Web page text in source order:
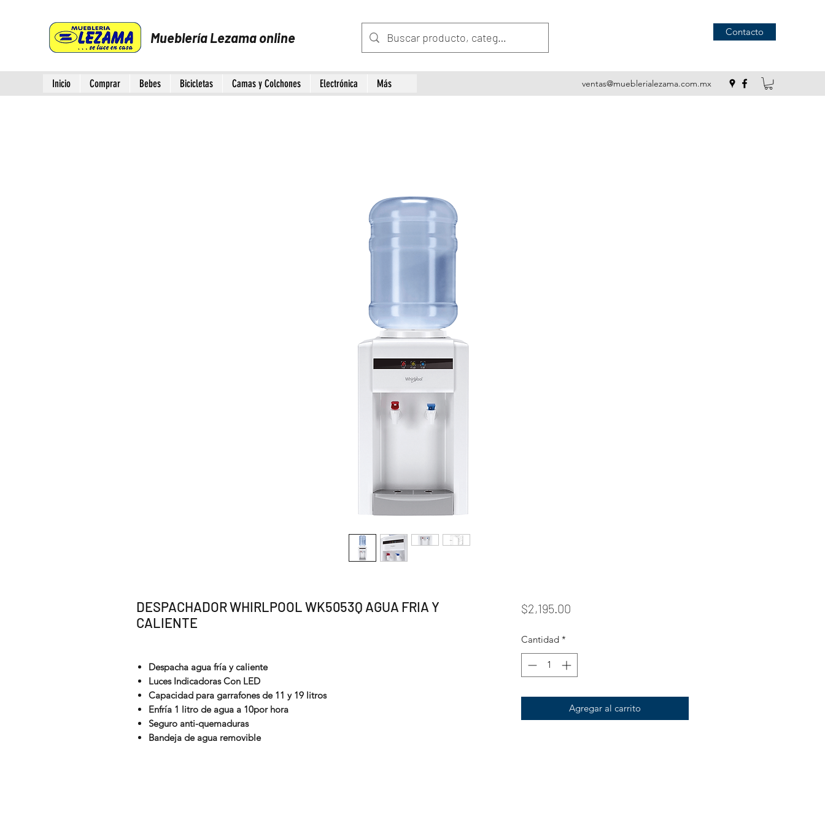
Mueblería Lezama online Contacto
Inicio Comprar Bebes Bicicletas Camas y Colchones Electrónica Más ventas@mueblerialezama.com.mx
DESPACHADOR WHIRLPOOL WK5053Q AGUA FRIA Y
CALIENTE
Despacha agua fría y caliente
Luces Indicadoras Con LED
Capacidad para garrafones de 11 y 19 litros
Enfría 1 litro de agua a 10por hora
Seguro anti-quemaduras
Bandeja de agua removible
$2,195.00Precio
Cantidad *
Agregar al carrito